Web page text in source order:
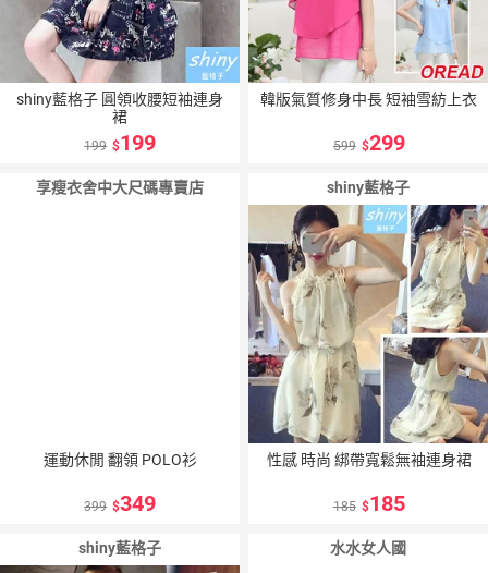
shiny藍格子 圓領收腰短袖連身
裙
199 199
韓版氣質修身中長 短袖雪紡上衣
599 299
享瘦衣舍中大尺碼專賣店
運動休閒 翻領 POLO衫
399 349
shiny藍格子
性感 時尚 綁帶寬鬆無袖連身裙
185 185
shiny藍格子 水水女人國